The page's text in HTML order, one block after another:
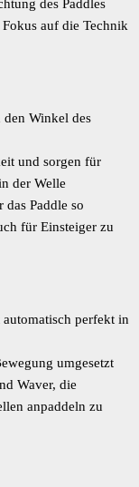
des Paddles
auf die Technik
Winkel des
und sorgen für
der Welle
Paddle so
für Einsteiger zu
perfekt in
umgesetzt
Waver, die
anpaddeln zu